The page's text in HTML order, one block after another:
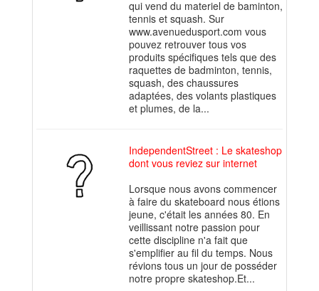
qui vend du materiel de baminton,
tennis et squash. Sur
www.avenuedusport.com vous
pouvez retrouver tous vos
produits spécifiques tels que des
raquettes de badminton, tennis,
squash, des chaussures
adaptées, des volants plastiques
et plumes, de la...
IndependentStreet : Le skateshop
dont vous reviez sur internet
Lorsque nous avons commencer
à faire du skateboard nous étions
jeune, c'était les années 80. En
veillissant notre passion pour
cette discipline n'a fait que
s'emplifier au fil du temps. Nous
révions tous un jour de posséder
notre propre skateshop.Et...